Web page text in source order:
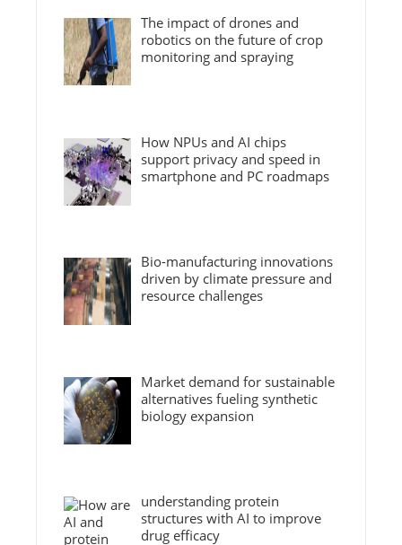
The impact of drones and
robotics on the future of crop
monitoring and spraying
How NPUs and AI chips
support privacy and speed in
smartphone and PC roadmaps
Bio-manufacturing innovations
driven by climate pressure and
resource challenges
Market demand for sustainable
alternatives fueling synthetic
biology expansion
understanding protein
structures with AI to improve
drug efficacy